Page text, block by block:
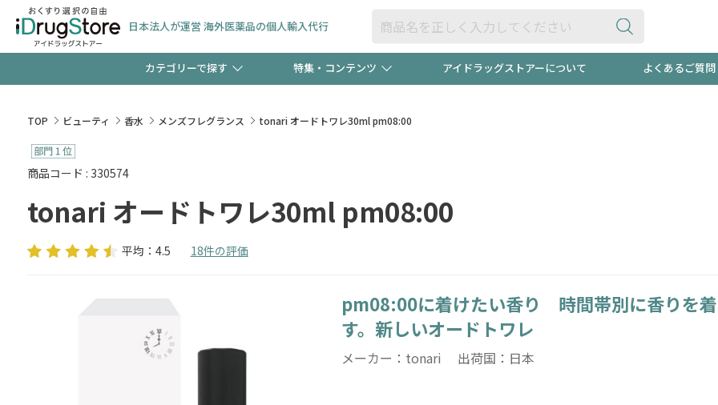
日本法人が運営 海外医薬品の個人輸入代行
カテゴリーで探す
検査キット ペット用品
特集・コンテンツ
【週末限定】新規会員登録ポイント2倍600円分プレ
【早割
極冷メントールで、夏の頭皮ストレスを完全リセッ
ト！
新規登
当店スタッフが贈る音声プログラム 友だち
アイドラッグストアーについて よくあるご質問
TOP ビューティ 香水 メンズフレグランス tonari オードトワレ30ml pm08:00
商品コード : 330574
tonari オードトワレ30ml pm08:00
平均：4.5 18件の評価
pm08:00に着けたい香り 時間帯別に香りを
す。新しいオードトワレ
メーカー：tonari 出荷国：日本